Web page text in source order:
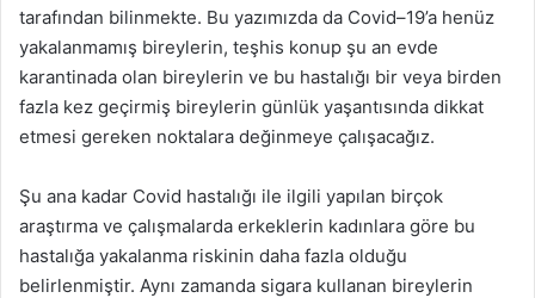
e
r
m
e
k
tarafından bilinmekte. Bu yazımızda da Covid–19’a henüz
yakalanmamış bireylerin, teşhis konup şu an evde
karantinada olan bireylerin ve bu hastalığı bir veya birden
fazla kez geçirmiş bireylerin günlük yaşantısında dikkat
etmesi gereken noktalara değinmeye çalışacağız.
Şu ana kadar Covid hastalığı ile ilgili yapılan birçok
araştırma ve çalışmalarda erkeklerin kadınlara göre bu
hastalığa yakalanma riskinin daha fazla olduğu
belirlenmiştir. Aynı zamanda sigara kullanan bireylerin